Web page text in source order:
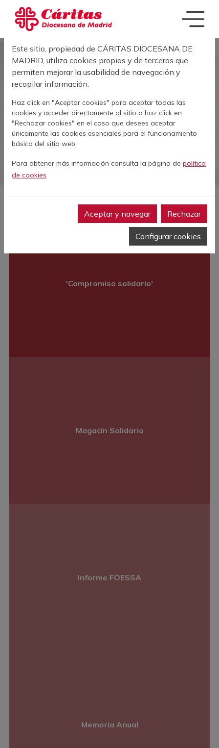
Pasar al contenido principal
Sobrescribir
INICIO PUBLICACIONES
Publicaciones
'Compromiso solidario'
Magacín Solidario
Informe FOESSA
Memoria Anual
Acerca de las cookies en este sitio
Este sitio, propiedad de CÁRITAS DIOCESANA DE
MADRID, utiliza cookies propias y de terceros que
permiten mejorar la usabilidad de navegación y
recopilar información.
Haz click en "Aceptar cookies" para aceptar todas las
cookies y acceder directamente al sitio o haz click en
"Rechazar cookies" en el caso que desees aceptar
únicamente las cookies esenciales para el funcionamiento
básico del sitio web.
Para obtener más información consulta la página de política
de cookies
Aceptar y navegar Rechazar
Configurar cookies